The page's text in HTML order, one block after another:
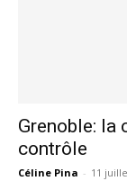
Grenoble: la
contrôle
Céline Pina - 11